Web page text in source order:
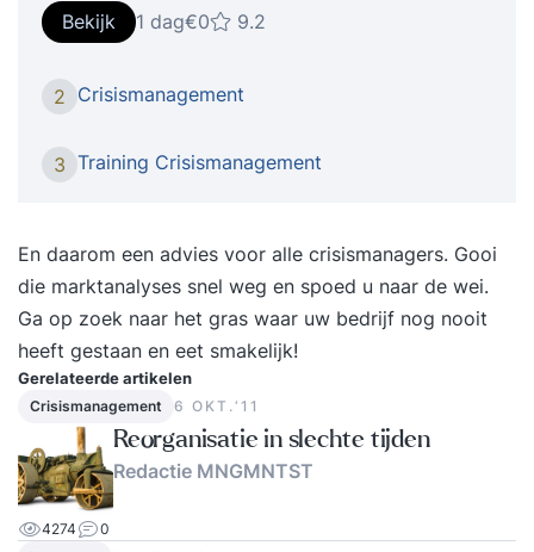
een onverwacht moment wordt van u en uw
organisatie communicatief zeer veel verwacht.
Het lastige is dat in tijden van crisis van u
verwacht wordt dat u de nodige informatie
vaak (nog) niet voorhanden is. Denk in dit
de exacte omvang van de crisis, schadelijke
stoffen die mogelijk zijn vrijgekomen en ander
onheil. De media verwachten in dit geval u dat u
onmiddelijk feiten communiceert maar deze
feiten zijn meestal nog niet beschikbaar. Hoe
gaat u hiermee om als woordvoerder namens uw
organisatie? De specifieke training
Mediatraining/Crisiscommunicatie bereidt u voor
op elk denkbaar mediaoptreden waarbij sprake is
van een crisissituatie. Cases uit uw
Bekijk 1 dag€0 9.2
2 Crisismanagement
3 Training Crisismanagement
En daarom een advies voor alle crisismanagers. Gooi
die marktanalyses snel weg en spoed u naar de wei.
Ga op zoek naar het gras waar uw bedrijf nog nooit
heeft gestaan en eet smakelijk!
Gerelateerde artikelen
Crisismanagement 6 OKT.‘11
Reorganisatie in slechte tijden
Redactie MNGMNTST
4274
0